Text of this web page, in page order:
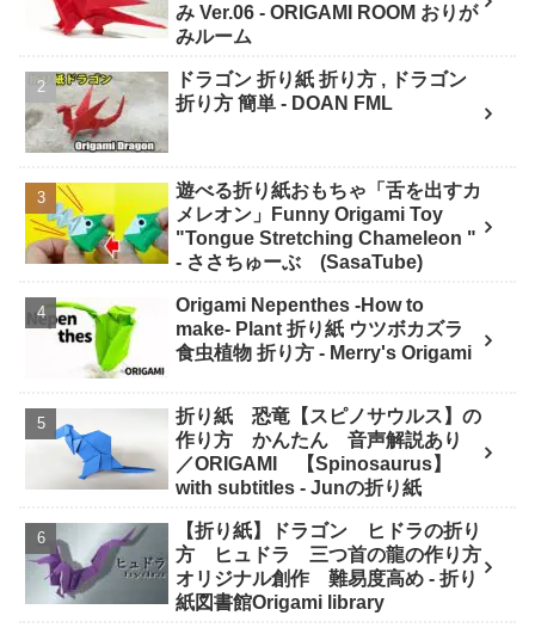
み Ver.06 - ORIGAMI ROOM おりが
みルーム
ドラゴン 折り紙 折り方 , ドラゴン
折り方 簡単 - DOAN FML
遊べる折り紙おもちゃ「舌を出すカ
メレオン」Funny Origami Toy
"Tongue Stretching Chameleon "
- ささちゅーぶ (SasaTube)
Origami Nepenthes -How to
make- Plant 折り紙 ウツボカズラ
食虫植物 折り方 - Merry's Origami
折り紙 恐竜【スピノサウルス】の
作り方 かんたん 音声解説あり
／ORIGAMI 【Spinosaurus】
with subtitles - Junの折り紙
【折り紙】ドラゴン ヒドラの折り
方 ヒュドラ 三つ首の龍の作り方
オリジナル創作 難易度高め - 折り
紙図書館Origami library